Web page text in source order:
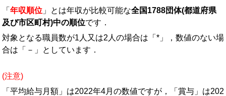
「 年収順位 」とは年収が比較可能な全国1788団体(都道府県
及び市区町村)中の順位です．
対象となる職員数が1人又は2人の場合は「*」，数値のない場
合は「－」としています．
(注意)
「平均給与月額」は2022年4月の数値ですが，「賞与」は202